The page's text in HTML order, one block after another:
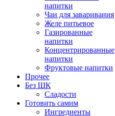
напитки
Чаи для заваривания
Желе питьевое
Газированные
напитки
Концентрированные
напитки
Фруктовые напитки
Прочее
Без ШК
Сладости
Готовить самим
Ингредиенты